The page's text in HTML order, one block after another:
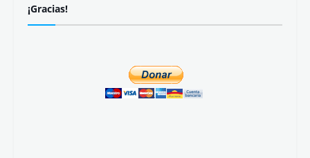
¡Gracias!